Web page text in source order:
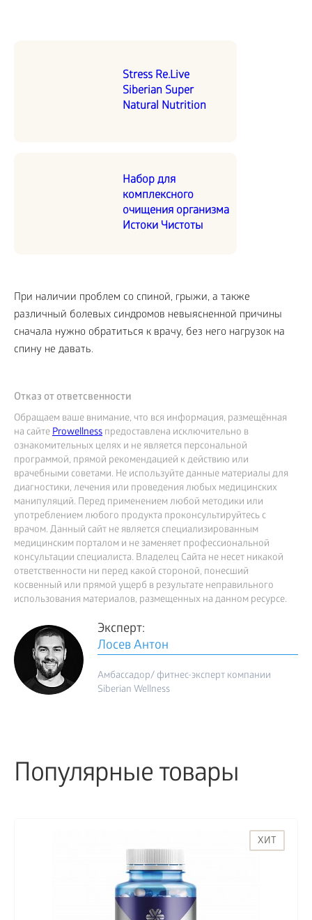
Stress Re.Live
Siberian Super
Natural Nutrition
Набор для
комплексного
очищения организма
Истоки Чистоты
При наличии проблем со спиной, грыжи, а также
различный болевых синдромов невыясненной причины
сначала нужно обратиться к врачу, без него нагрузок на
спину не давать.
Отказ от ответсвенности
Обращаем ваше внимание, что вся информация, размещённая
на сайтеProwellness предоставлена исключительно в
ознакомительных целях и не является персональной
программой, прямой рекомендацией к действию или
врачебными советами. Не используйте данные материалы для
диагностики, лечения или проведения любых медицинских
манипуляций. Перед применением любой методики или
употреблением любого продукта проконсультируйтесь с
врачом. Данный сайт не является специализированным
медицинским порталом и не заменяет профессиональной
консультации специалиста. Владелец Сайта не несет никакой
ответственности ни перед какой стороной, понесший
косвенный или прямой ущерб в результате неправильного
использования материалов, размещенных на данном ресурсе.
Эксперт:
Лосев Антон
Амбассадор/ фитнес-эксперт компании
Siberian Wellness
Популярные товары
ХИТ